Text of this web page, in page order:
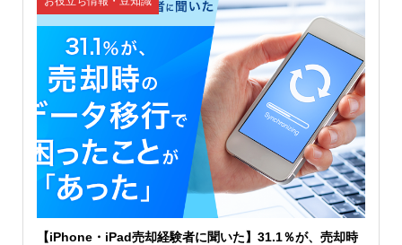
【iPhone・iPad売却経験者に聞いた】31.1％が、売却時